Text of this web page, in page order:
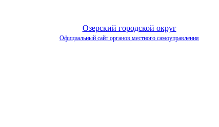
Озерский городской округ
Официальный сайт органов местного самоуправления